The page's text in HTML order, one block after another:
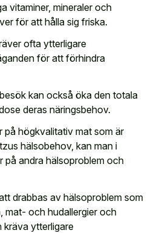
vitaminer, mineraler och
för att hålla sig friska.
ofta ytterligare
för att förhindra
kan också öka den totala
deras näringsbehov.
på högkvalitativ mat som är
hälsobehov, kan man i
på andra hälsoproblem och
drabbas av hälsoproblem som
mat- och hudallergier och
kräva ytterligare